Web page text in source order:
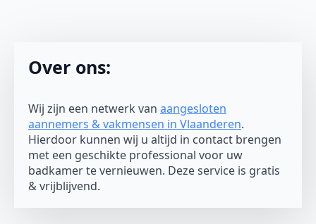
Over ons:
Wij zijn een netwerk van aangesloten
aannemers & vakmensen in Vlaanderen.
Hierdoor kunnen wij u altijd in contact brengen
met een geschikte professional voor uw
badkamer te vernieuwen. Deze service is gratis
& vrijblijvend.